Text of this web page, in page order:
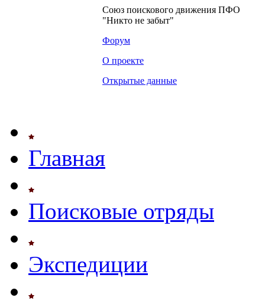
Союз поискового движения ПФО
"Никто не забыт"
Форум
О проекте
Открытые данные
Главная
Поисковые отряды
Экспедиции